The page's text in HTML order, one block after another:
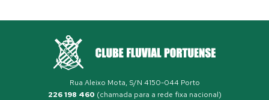
Rua Aleixo Mota, S/N 4150-044 Porto
226 198 460 (chamada para a rede fixa nacional)